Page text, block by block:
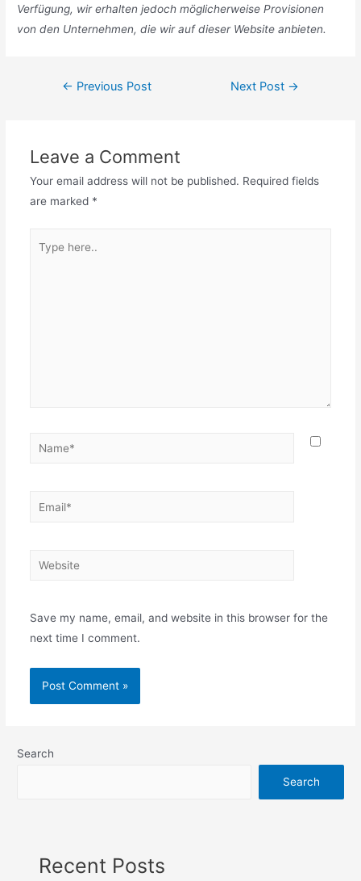
Verfügung, wir erhalten jedoch möglicherweise Provisionen
von den Unternehmen, die wir auf dieser Website anbieten.
Post← Previous Post Next Post →
Leave a Comment
Your email address will not be published. Required fields
are marked *
here..
Name*
Email*
Website
Save my name, email, and website in this browser for the
next time I comment.
Search
Search
Recent Posts